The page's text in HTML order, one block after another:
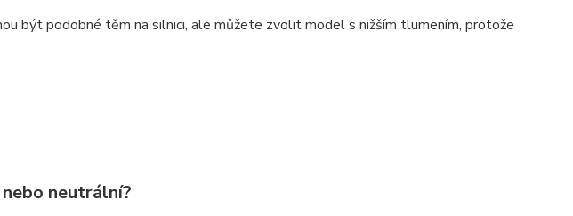
být podobné těm na silnici, ale můžete zvolit model s nižším tlumením, protože
neutrální?